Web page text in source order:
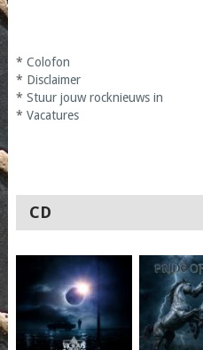
* Colofon
* Disclaimer
* Stuur jouw rocknieuws in
* Vacatures
CD